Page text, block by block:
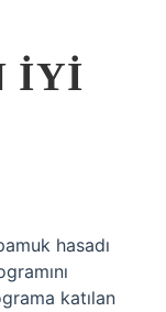
IYI
hasadı
katılan